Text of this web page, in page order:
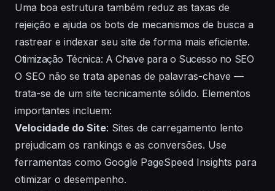
Uma boa estrutura também reduz as taxas de
rejeição e ajuda os bots de mecanismos de busca a
rastrear e indexar seu site de forma mais eficiente.
Otimização Técnica: A Chave para o Sucesso no SEO
O SEO não se trata apenas de palavras-chave —
trata-se de um site tecnicamente sólido. Elementos
importantes incluem:
Velocidade do Site: Sites de carregamento lento
prejudicam os rankings e as conversões. Use
ferramentas como Google PageSpeed Insights para
otimizar o desempenho.